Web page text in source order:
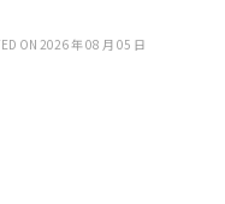
ON 2026 年 08 月 05 日